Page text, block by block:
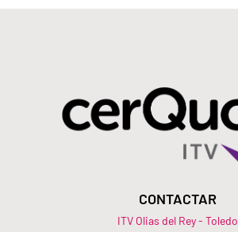
CONTACTAR
ITV Olias del Rey - Toledo